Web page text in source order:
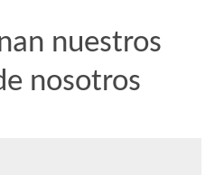
nuestros
nosotros